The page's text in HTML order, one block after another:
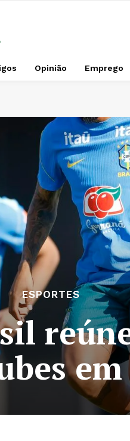
Opinião Emprego
ESPORTES
em